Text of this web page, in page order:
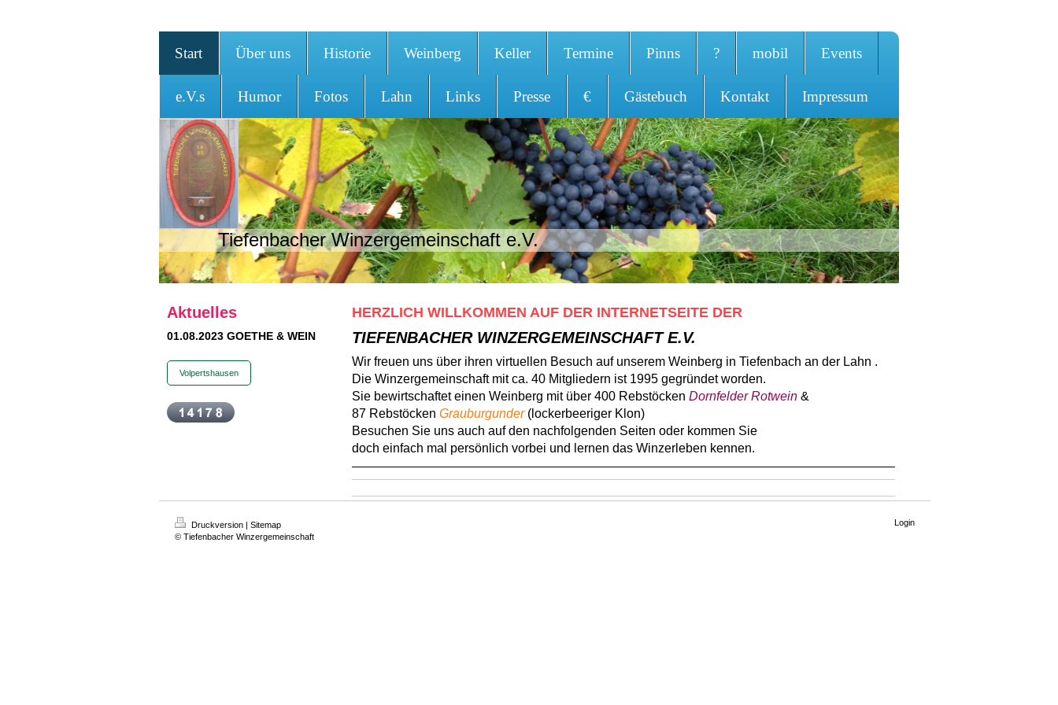
Start Über uns Historie Weinberg Keller Termine Pinns ? mobil Events
e.V.s Humor Fotos Lahn Links Presse € Gästebuch Kontakt Impressum
Tiefenbacher Winzergemeinschaft e.V.
Aktuelles
01.08.2023 GOETHE & WEIN
Volpertshausen
HERZLICH WILLKOMMEN AUF DER INTERNETSEITE DER
TIEFENBACHER WINZERGEMEINSCHAFT E.V.
Wir freuen uns über ihren virtuellen Besuch auf unserem Weinberg in Tiefenbach an der Lahn .
Die Winzergemeinschaft mit ca. 40 Mitgliedern ist 1995 gegründet worden.
Sie bewirtschaftet einen Weinberg mit über 400 Rebstöcken Dornfelder Rotwein &
87 Rebstöcken Grauburgunder (lockerbeeriger Klon)
Besuchen Sie uns auch auf den nachfolgenden Seiten oder kommen Sie
doch einfach mal persönlich vorbei und lernen das Winzerleben kennen.
Druckversion | Sitemap
© Tiefenbacher Winzergemeinschaft
Login